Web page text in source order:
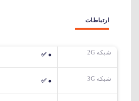
ارتباطات
شبکه 2G ✅
شبکه 3G ✅